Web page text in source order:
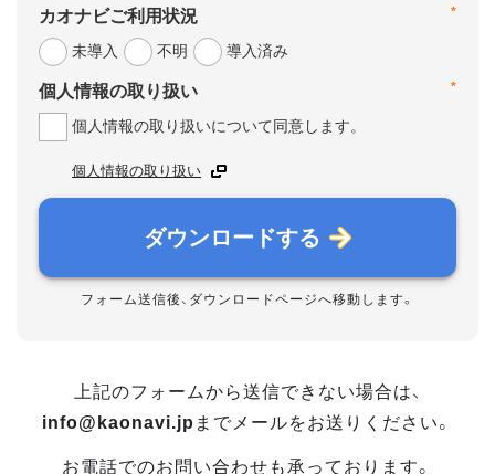
*
カオナビご利用状況
未導入
不明 導入済み
*
個人情報の取り扱い
個人情報の取り扱いについて同意します。
個人情報の取り扱い
ダウンロードする
フォーム送信後、ダウンロードページへ移動します。
上記のフォームから送信できない場合は、
info@kaonavi.jp までメールをお送りください。
お電話でのお問い合わせも承っております。